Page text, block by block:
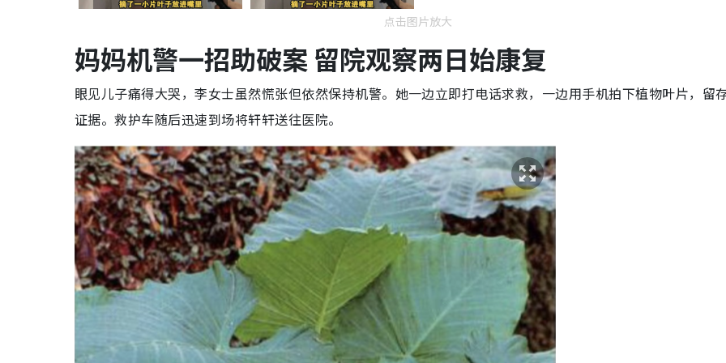
点击图片放大
妈妈机警一招助破案 留院观察两日始康复
眼见儿子痛得大哭，李女士虽然慌张但依然保持机警。她一边立即打电话求救，一边用手机拍下植物叶片，留
证据。救护车随后迅速到场将轩轩送往医院。